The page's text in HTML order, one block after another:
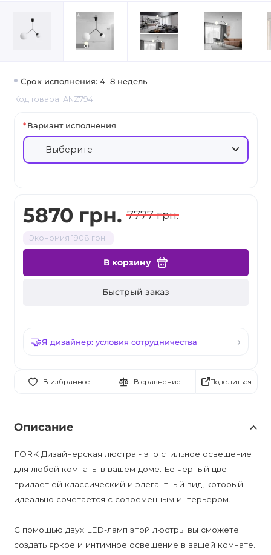
Срок исполнения: 4–8 недель
Код товара: ANZ794
5870 грн. 7777 грн.
Экономия 1908 грн.
В корзину
Быстрый заказ
Я дизайнер: условия сотрудничества
В избранное В сравнение
Вариант исполнения
Поделиться
Описание
FORK Дизайнерская люстра - это стильное освещение
для любой комнаты в вашем доме. Ее черный цвет
придает ей классический и элегантный вид, который
идеально сочетается с современным интерьером.
С помощью двух LED-ламп этой люстры вы сможете
создать яркое и интимное освещение в вашей комнате.